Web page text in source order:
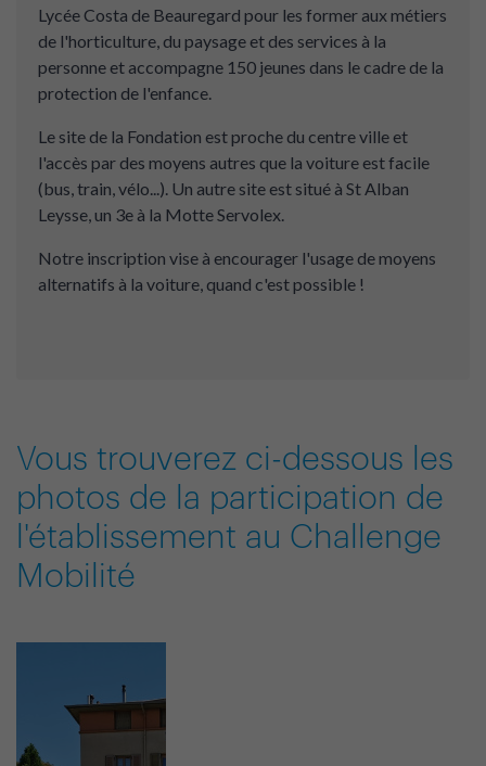
Lycée Costa de Beauregard pour les former aux métiers
de l'horticulture, du paysage et des services à la
personne et accompagne 150 jeunes dans le cadre de la
protection de l'enfance.
Le site de la Fondation est proche du centre ville et
l'accès par des moyens autres que la voiture est facile
(bus, train, vélo...). Un autre site est situé à St Alban
Leysse, un 3e à la Motte Servolex.
Notre inscription vise à encourager l'usage de moyens
alternatifs à la voiture, quand c'est possible !
Vous trouverez ci-dessous les
photos de la participation de
l'établissement au Challenge
Mobilité